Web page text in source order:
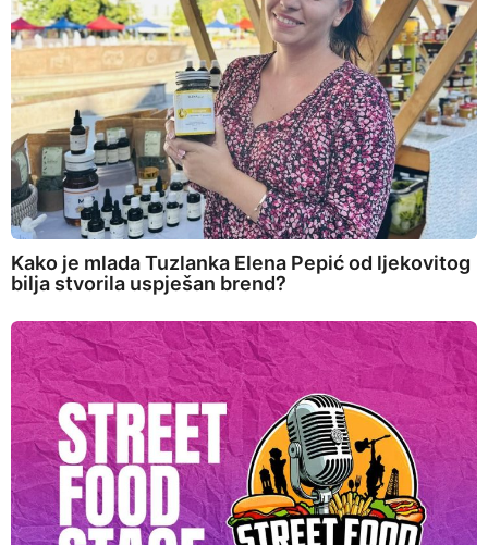
Kako je mlada Tuzlanka Elena Pepić od ljekovitog
bilja stvorila uspješan brend?